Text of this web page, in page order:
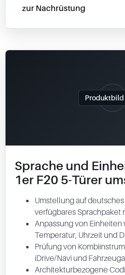
zur Nachrüstung
Sprache und
1er F20 5-Türer
Umstellung auf
verfügbares Sprachpaket
Anpassung von Einheiten
Temperatur, Uhrzeit und
Prüfung von
iDrive/Navi und
Architekturbezogene